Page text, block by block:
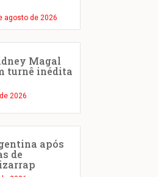
agosto de 2026
Magal
turnê inédita
2026
após
de